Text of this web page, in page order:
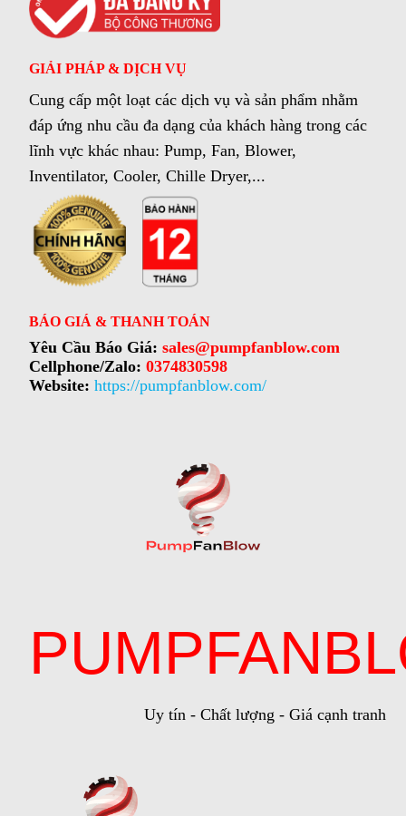
GIẢI PHÁP & DỊCH VỤ
Cung cấp một loạt các dịch vụ và sản phẩm nhằm
đáp ứng nhu cầu đa dạng của khách hàng trong các
lĩnh vực khác nhau: Pump, Fan, Blower,
Inventilator, Cooler, Chille Dryer,...
BÁO GIÁ & THANH TOÁN
Yêu Cầu Báo Giá: sales@pumpfanblow.com
Cellphone/Zalo: 0374830598
Website:https://pumpfanblow.com/
Uy tín - Chất lượng - Giá cạnh tranh